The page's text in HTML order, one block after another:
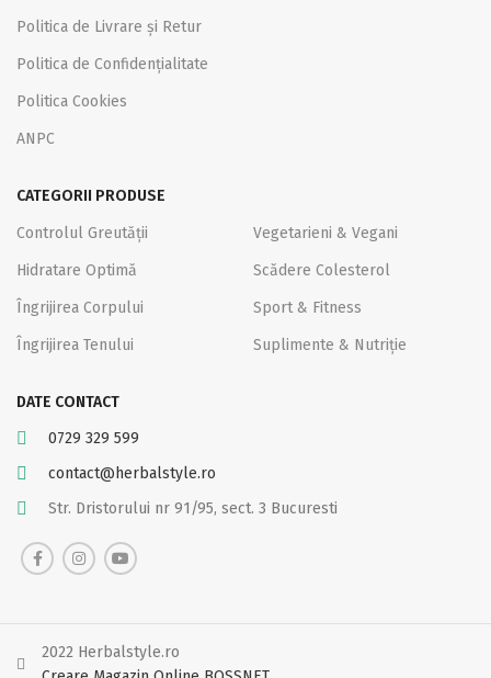
Politica de Livrare și Retur
Politica de Confidențialitate
Politica Cookies
ANPC
CATEGORII PRODUSE
Controlul Greutății
Hidratare Optimă
Îngrijirea Corpului
Îngrijirea Tenului
Vegetarieni & Vegani
Scădere Colesterol
Sport & Fitness
Suplimente & Nutriție
DATE CONTACT
0729 329 599
contact@herbalstyle.ro
Str. Dristorului nr 91/95, sect. 3 Bucuresti
2022 Herbalstyle.ro